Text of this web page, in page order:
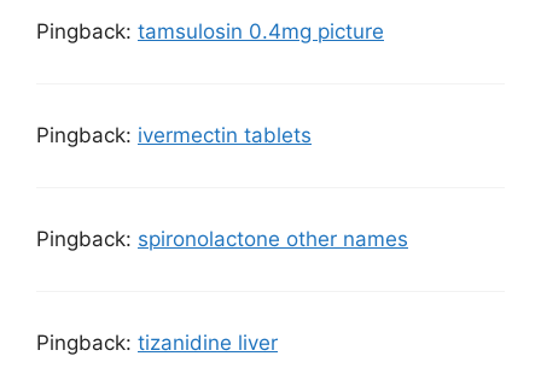
Pingback: tamsulosin 0.4mg picture
Pingback: ivermectin tablets
Pingback: spironolactone other names
Pingback: tizanidine liver